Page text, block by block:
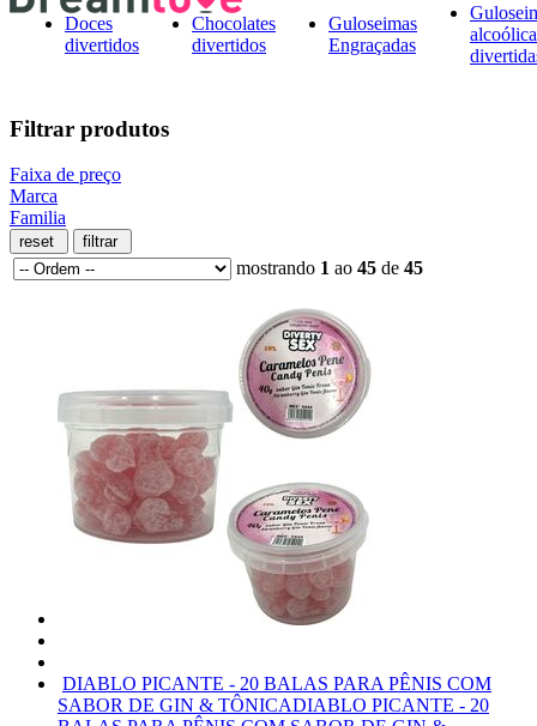
Doces
divertidos
Chocolates
divertidos
Guloseimas
Engraçadas
Filtrar produtos
Faixa de preço
Marca
Familia
mostrando 1 ao 45 de 45
DIABLO PICANTE - 20 BALAS PARA PÊNIS COM
SABOR DE GIN & TÔNICADIABLO PICANTE - 20